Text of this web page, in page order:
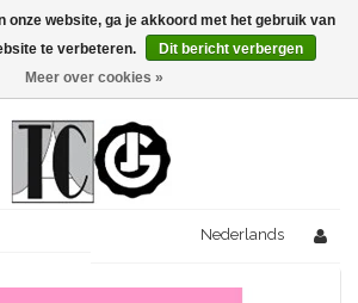
(+75')
(+75')
Nederlands
onze website, ga je akkoord met het gebruik van
te verbeteren.
Dit bericht verbergen
Meer over cookies »